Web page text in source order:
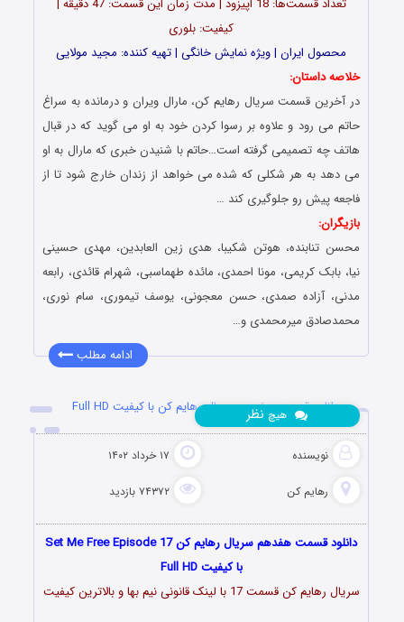
تعداد قسمت‌ها: 18 اپیزود | مدت زمان این قسمت: 47 دقیقه |
کیفیت: بلوری
محصول ایران | ویژه نمایش خانگی | تهیه کننده: مجید مولایی
خلاصه داستان:
در آخرین قسمت سریال رهایم کن، مارال ویران و درمانده به سراغ
حاتم می رود و علاوه بر رسوا کردن خود به او می گوید که در قبال
هاتف چه تصمیمی گرفته است…حاتم با شنیدن خبری که مارال به او
می دهد به هر شکلی که شده می خواهد از زندان خارج شود تا از
فاجعه پیش رو جلوگیری کند …
بازیگران:
محسن تنابنده، هوتن شکیبا، هدی زین العابدین، مهدی حسینی
نیا، بابک کریمی، مونا احمدی، مائده طهماسبی، شهرام قائدی، رابعه
مدنی، آزاده صمدی، حسن معجونی، یوسف تیموری، سام نوری،
محمدصادق میرمحمدی و…
ادامه مطلب
دانلود قسمت هفدهم سریال رهایم کن با کیفیت Full HD
نویسنده ۱۷ خرداد ۱۴۰۲
رهایم کن ۷۴۳۷۲ بازدید
هیچ نظر
دانلود قسمت هفدهم سریال رهایم کن Set Me Free Episode 17
با کیفیت Full HD
سریال رهایم کن قسمت 17 با لینک قانونی نیم بها و بالاترین کیفیت